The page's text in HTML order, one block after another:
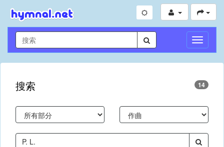
切
換
導
搜索 14